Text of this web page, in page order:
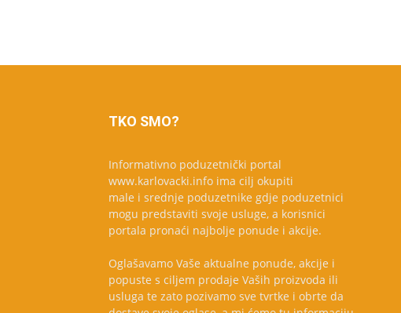
TKO SMO?
Informativno poduzetnički portal
www.karlovacki.info ima cilj okupiti
male i srednje poduzetnike gdje poduzetnici
mogu predstaviti svoje usluge, a korisnici
portala pronaći najbolje ponude i akcije.
Oglašavamo Vaše aktualne ponude, akcije i
popuste s ciljem prodaje Vaših proizvoda ili
usluga te zato pozivamo sve tvrtke i obrte da